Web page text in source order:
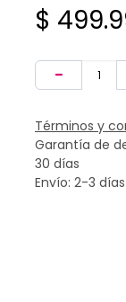
$
Términos y
Garantía de
30 días
Envío: 2-3